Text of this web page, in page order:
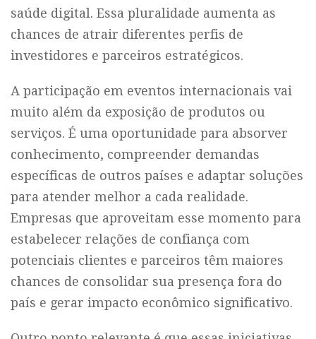
saúde digital. Essa pluralidade aumenta as
chances de atrair diferentes perfis de
investidores e parceiros estratégicos.
A participação em eventos internacionais vai
muito além da exposição de produtos ou
serviços. É uma oportunidade para absorver
conhecimento, compreender demandas
específicas de outros países e adaptar soluções
para atender melhor a cada realidade.
Empresas que aproveitam esse momento para
estabelecer relações de confiança com
potenciais clientes e parceiros têm maiores
chances de consolidar sua presença fora do
país e gerar impacto econômico significativo.